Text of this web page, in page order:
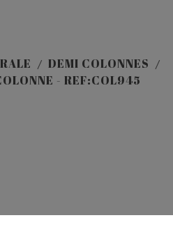
DEMI COLONNES
- REF:COL945